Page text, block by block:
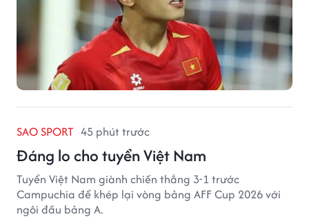
SAO SPORT 45 phút trước
Đáng lo cho tuyển Việt Nam
Tuyển Việt Nam giành chiến thắng 3-1 trước
Campuchia để khép lại vòng bảng AFF Cup 2026 với
ngôi đầu bảng A.